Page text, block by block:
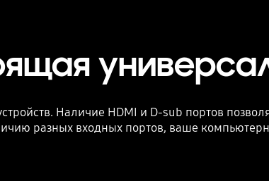
Наличие HDMI и D-sub портов
разных входных портов, ваше